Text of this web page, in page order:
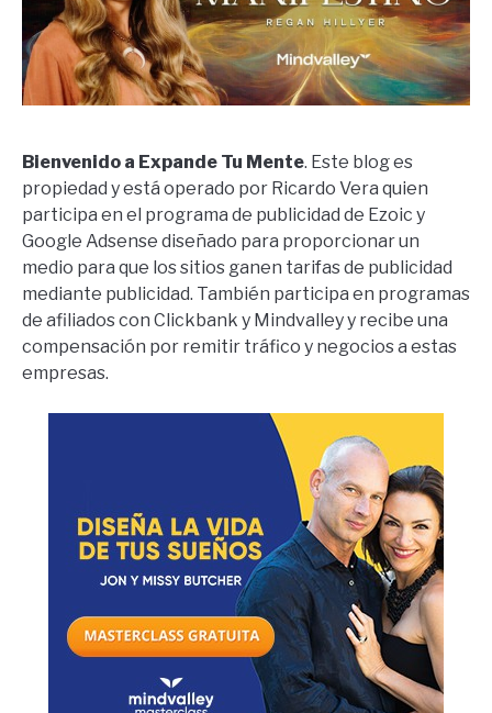
Bienvenido a Expande Tu Mente. Este blog es
propiedad y está operado por Ricardo Vera quien
participa en el programa de publicidad de Ezoic y
Google Adsense diseñado para proporcionar un
medio para que los sitios ganen tarifas de publicidad
mediante publicidad. También participa en programas
de afiliados con Clickbank y Mindvalley y recibe una
compensación por remitir tráfico y negocios a estas
empresas.